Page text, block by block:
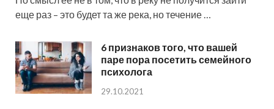
еще раз – это будет та же река, но течение …
6 признаков того, что вашей
паре пора посетить семейного
психолога
29.10.2021